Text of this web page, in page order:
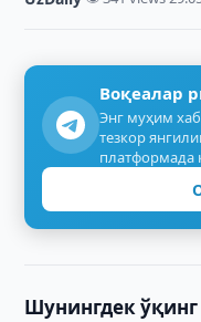
Воқеалар
Энг муҳим
тезкор
платформада
Шунингдек ўқинг